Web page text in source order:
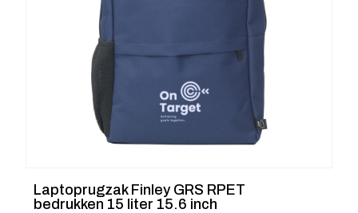
Laptoprugzak Finley GRS RPET
bedrukken 15 liter 15.6 inch